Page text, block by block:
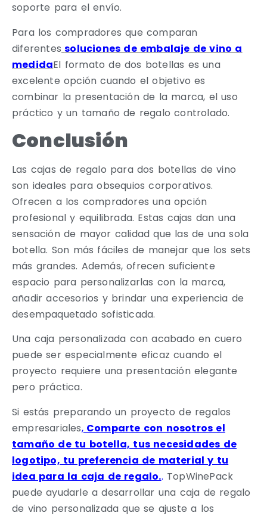
soporte para el envío.
Para los compradores que comparan
diferentes soluciones de embalaje de vino a
medidaEl formato de dos botellas es una
excelente opción cuando el objetivo es
combinar la presentación de la marca, el uso
práctico y un tamaño de regalo controlado.
Conclusión
Las cajas de regalo para dos botellas de vino
son ideales para obsequios corporativos.
Ofrecen a los compradores una opción
profesional y equilibrada. Estas cajas dan una
sensación de mayor calidad que las de una sola
botella. Son más fáciles de manejar que los sets
más grandes. Además, ofrecen suficiente
espacio para personalizarlas con la marca,
añadir accesorios y brindar una experiencia de
desempaquetado sofisticada.
Una caja personalizada con acabado en cuero
puede ser especialmente eficaz cuando el
proyecto requiere una presentación elegante
pero práctica.
Si estás preparando un proyecto de regalos
empresariales,Comparte con nosotros el
tamaño de tu botella, tus necesidades de
logotipo, tu preferencia de material y tu
idea para la caja de regalo.. TopWinePack
puede ayudarle a desarrollar una caja de regalo
de vino personalizada que se ajuste a los